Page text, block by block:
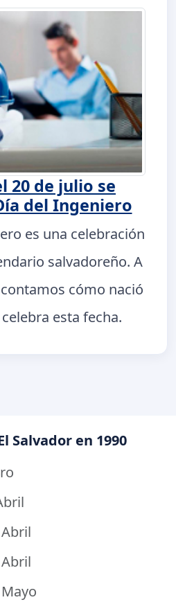
20 de julio se
del Ingeniero
es una celebración
salvadoreño. A
cómo nació
esta fecha.
Salvador en 1990